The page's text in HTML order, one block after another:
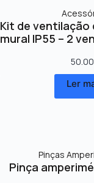
Kit de ventilação
mural IP55 – 2
50.00
Ler
Pinças
Pinça